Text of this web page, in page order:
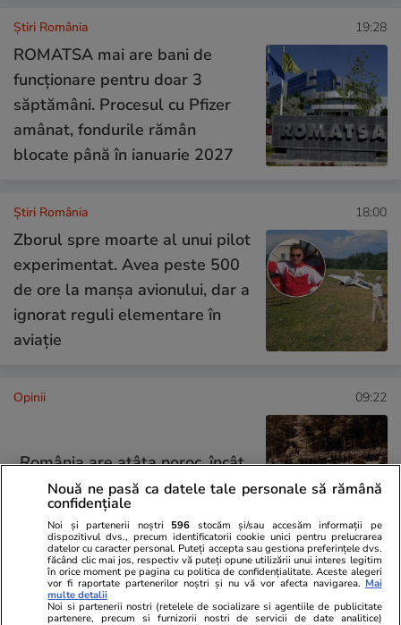
Știri România 19:28
ROMATSA mai are bani de
funcționare pentru doar 3
săptămâni. Procesul cu Pfizer
amânat, fondurile rămân
blocate până în ianuarie 2027
Știri România 18:00
Zborul spre moarte al unui pilot
experimentat. Avea peste 500
de ore la manșa avionului, dar a
ignorat reguli elementare în
aviație
Opinii 09:22
„România are atâta noroc, încât
nu-i mai trebuie politicieni”
27 iul.
Nouă ne pasă ca datele tale personale să rămână
confidențiale
Noi și partenerii noștri 596 stocăm și/sau accesăm informații pe
dispozitivul dvs., precum identificatorii cookie unici pentru prelucrarea
datelor cu caracter personal. Puteți accepta sau gestiona preferințele dvs.
făcând clic mai jos, respectiv vă puteți opune utilizării unui interes legitim
în orice moment pe pagina cu politica de confidențialitate. Aceste alegeri
vor fi raportate partenerilor noștri și nu vă vor afecta navigarea. Mai
multe detalii
Noi si partenerii nostri (retelele de socializare si agentiile de publicitate
partenere, precum si furnizorii nostri de servicii de date analitice)